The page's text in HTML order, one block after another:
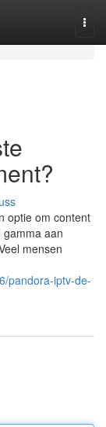
optie om content
aan
mensen
pandora-iptv-de-